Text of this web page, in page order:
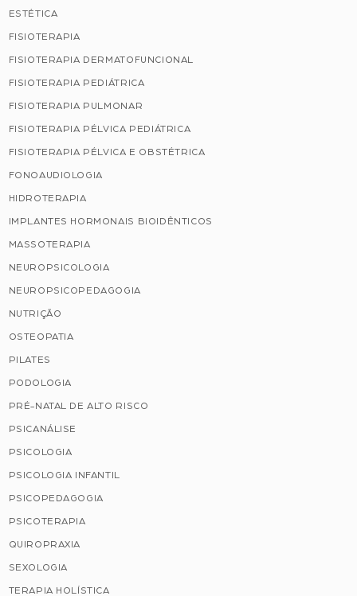
ESTÉTICA
FISIOTERAPIA
FISIOTERAPIA DERMATOFUNCIONAL
FISIOTERAPIA PEDIÁTRICA
FISIOTERAPIA PULMONAR
FISIOTERAPIA PÉLVICA PEDIÁTRICA
FISIOTERAPIA PÉLVICA E OBSTÉTRICA
FONOAUDIOLOGIA
HIDROTERAPIA
IMPLANTES HORMONAIS BIOIDÊNTICOS
MASSOTERAPIA
NEUROPSICOLOGIA
NEUROPSICOPEDAGOGIA
NUTRIÇÃO
OSTEOPATIA
PILATES
PODOLOGIA
PRÉ-NATAL DE ALTO RISCO
PSICANÁLISE
PSICOLOGIA
PSICOLOGIA INFANTIL
PSICOPEDAGOGIA
PSICOTERAPIA
QUIROPRAXIA
SEXOLOGIA
TERAPIA HOLÍSTICA